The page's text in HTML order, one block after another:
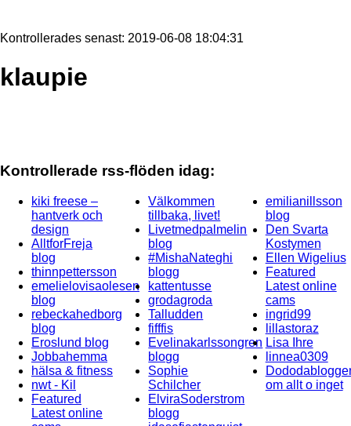
Kontrollerades senast: 2019-06-08 18:04:31
klaupie
Kontrollerade rss-flöden idag:
kiki freese –
hantverk och
design
AlltforFreja
blog
thinnpettersson
emelielovisaolesen
blog
rebeckahedborg
blog
Eroslund blog
Jobbahemma
hälsa & fitness
nwt - Kil
Featured
Latest online
Välkommen
tillbaka, livet!
Livetmedpalmelin
blog
#MishaNateghi
blogg
kattentusse
grodagroda
Talludden
fifffis
Evelinakarlssongren
blogg
Sophie
Schilcher
ElviraSoderstrom
blogg
emilianillsson
blog
Den Svarta
Kostymen
Ellen Wigelius
Featured
Latest online
cams
ingrid99
lillastoraz
Lisa Ihre
linnea0309
om allt o inget